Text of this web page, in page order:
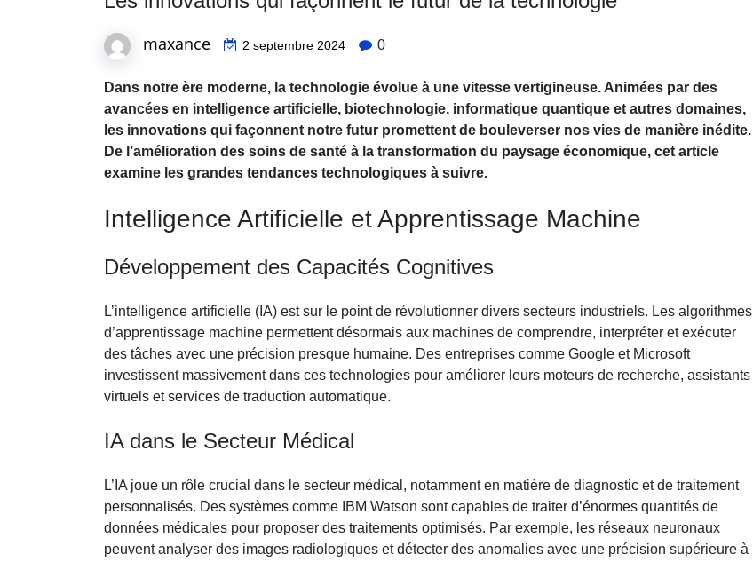
maxance 2 septembre 2024 0
Dans notre ère moderne, la technologie évolue à une vitesse vertigineuse. Animées par des
avancées en intelligence artificielle, biotechnologie, informatique quantique et autres domaines,
les innovations qui façonnent notre futur promettent de bouleverser nos vies de manière inédite.
De l’amélioration des soins de santé à la transformation du paysage économique, cet article
examine les grandes tendances technologiques à suivre.
Intelligence Artificielle et Apprentissage Machine
Développement des Capacités Cognitives
L’intelligence artificielle (IA) est sur le point de révolutionner divers secteurs industriels. Les algorithmes
d’apprentissage machine permettent désormais aux machines de comprendre, interpréter et exécuter
des tâches avec une précision presque humaine. Des entreprises comme Google et Microsoft
investissent massivement dans ces technologies pour améliorer leurs moteurs de recherche, assistants
virtuels et services de traduction automatique.
IA dans le Secteur Médical
L’IA joue un rôle crucial dans le secteur médical, notamment en matière de diagnostic et de traitement
personnalisés. Des systèmes comme IBM Watson sont capables de traiter d’énormes quantités de
données médicales pour proposer des traitements optimisés. Par exemple, les réseaux neuronaux
peuvent analyser des images radiologiques et détecter des anomalies avec une précision supérieure à